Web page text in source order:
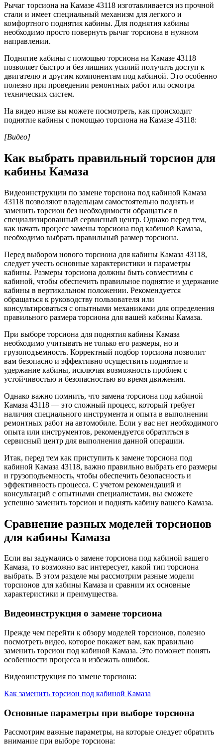
Рычаг торсиона на Камазе 43118 изготавливается из прочной
стали и имеет специальный механизм для легкого и
комфортного поднятия кабины. Для поднятия кабины
необходимо просто повернуть рычаг торсиона в нужном
направлении.
Поднятие кабины с помощью торсиона на Камазе 43118
позволяет быстро и без лишних усилий получить доступ к
двигателю и другим компонентам под кабиной. Это особенно
полезно при проведении ремонтных работ или осмотра
технических систем.
На видео ниже вы можете посмотреть, как происходит
поднятие кабины с помощью торсиона на Камазе 43118:
[Видео]
Как выбрать правильный торсион для
кабины Камаза
Видеоинструкции по замене торсиона под кабиной Камаза
43118 позволяют владельцам самостоятельно поднять и
заменить торсион без необходимости обращаться в
специализированный сервисный центр. Однако перед тем,
как начать процесс замены торсиона под кабиной Камаза,
необходимо выбрать правильный размер торсиона.
Перед выбором нового торсиона для кабины Камаза 43118,
следует учесть основные характеристики и параметры
кабины. Размеры торсиона должны быть совместимы с
кабиной, чтобы обеспечить правильное поднятие и удержание
кабины в вертикальном положении. Рекомендуется
обращаться к руководству пользователя или
консультироваться с опытными механиками для определения
правильного размера торсиона для вашей кабины Камаза.
При выборе торсиона для поднятия кабины Камаза
необходимо учитывать не только его размеры, но и
грузоподъемность. Корректный подбор торсиона позволит
вам безопасно и эффективно осуществить поднятие и
удержание кабины, исключая возможность проблем с
устойчивостью и безопасностью во время движения.
Однако важно помнить, что замена торсиона под кабиной
Камаза 43118 — это сложный процесс, который требует
наличия специального инструмента и опыта в выполнении
ремонтных работ на автомобиле. Если у вас нет необходимого
опыта или инструментов, рекомендуется обратиться в
сервисный центр для выполнения данной операции.
Итак, перед тем как приступить к замене торсиона под
кабиной Камаза 43118, важно правильно выбрать его размеры
и грузоподъемность, чтобы обеспечить безопасность и
эффективность процесса. С учетом рекомендаций и
консультаций с опытными специалистами, вы сможете
успешно заменить торсион и поднять кабину вашего Камаза.
Сравнение разных моделей торсионов
для кабины Камаза
Если вы задумались о замене торсиона под кабиной вашего
Камаза, то возможно вас интересует, какой тип торсиона
выбрать. В этом разделе мы рассмотрим разные модели
торсионов для кабины Камаза и сравним их основные
характеристики и преимущества.
Видеоинструкция о замене торсиона
Прежде чем перейти к обзору моделей торсионов, полезно
посмотреть видео, которое покажет вам, как правильно
заменить торсион под кабиной Камаза. Это поможет понять
особенности процесса и избежать ошибок.
Видеоинструкция по замене торсиона:
Как заменить торсион под кабиной Камаза
Основные параметры при выборе торсиона
Рассмотрим важные параметры, на которые следует обратить
внимание при выборе торсиона: